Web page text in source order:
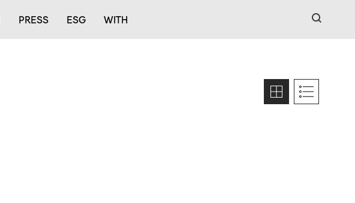
PRESS ESG WITH 검색